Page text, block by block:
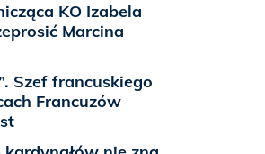
KO Izabela
Marcina
Szef francuskiego
Francuzów